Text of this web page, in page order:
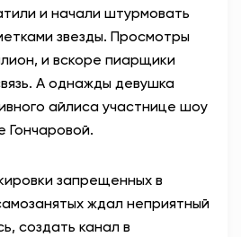
и начали штурмовать
звезды. Просмотры
и вскоре пиарщики
А однажды девушка
айлиса участнице шоу
Гончаровой.
запрещенных в
ждал неприятный
создать канал в